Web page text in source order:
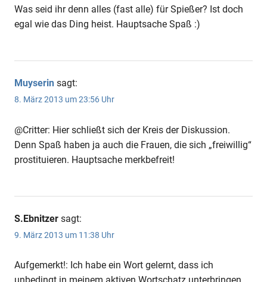
Was seid ihr denn alles (fast alle) für Spießer? Ist doch
egal wie das Ding heist. Hauptsache Spaß :)
Muyserin sagt:
8. März 2013 um 23:56 Uhr
@Critter: Hier schließt sich der Kreis der Diskussion.
Denn Spaß haben ja auch die Frauen, die sich „freiwillig“
prostituieren. Hauptsache merkbefreit!
S.Ebnitzer sagt:
9. März 2013 um 11:38 Uhr
Aufgemerkt!: Ich habe ein Wort gelernt, dass ich